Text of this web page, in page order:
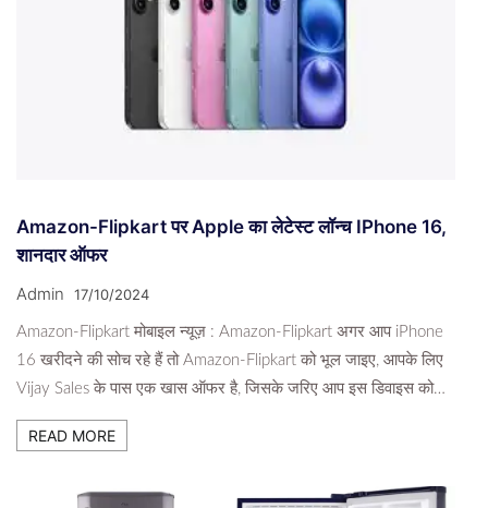
Amazon-Flipkart पर Apple का लेटेस्ट लॉन्च IPhone 16,
शानदार ऑफर
Admin 17/10/2024
Amazon-Flipkart मोबाइल न्यूज़ : Amazon-Flipkart अगर आप iPhone
16 खरीदने की सोच रहे हैं तो Amazon-Flipkart को भूल जाइए, आपके लिए
Vijay Sales के पास एक खास ऑफर है, जिसके जरिए आप इस डिवाइस को…
READ MORE